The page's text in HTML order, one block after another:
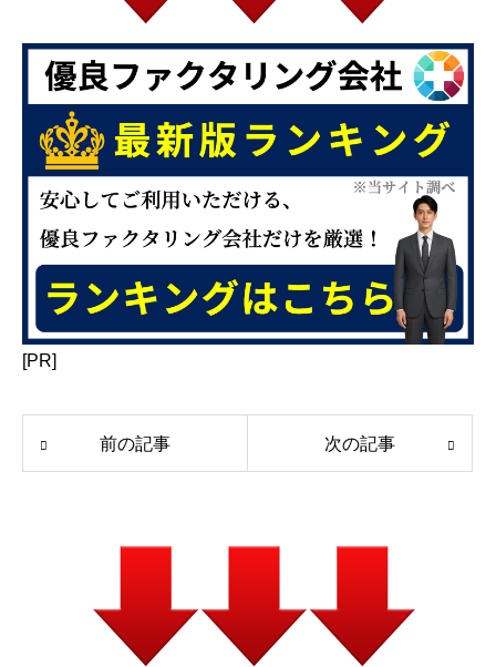
[PR]
前の記事 次の記事